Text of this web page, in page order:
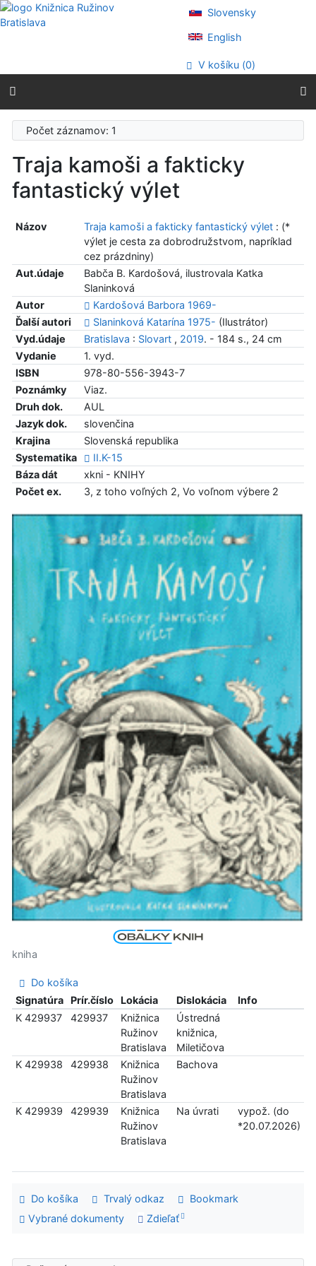
Prejsť na obsah
Prejsť na menu
Prehlásenie o webovej prístupnosti
Slovensky
English
V košíku (0)
Počet záznamov: 1
Traja kamoši a fakticky
fantastický výlet
Názov Traja kamoši a fakticky fantastický výlet: (*
výlet je cesta za dobrodružstvom, napríklad
cez prázdniny)
Aut.údaje
Babča B. Kardošová, ilustrovala Katka
Slaninková
Autor
Kardošová Barbora 1969-
Ďalší autori
Slaninková Katarína 1975- (Ilustrátor)
Vyd.údaje
Bratislava : Slovart, 2019. - 184 s., 24 cm
Vydanie
1. vyd.
ISBN
978-80-556-3943-7
Poznámky
Viaz.
Druh dok.
AUL
Jazyk dok.
slovenčina
Krajina
Slovenská republika
Systematika
II.K-15
Báza dát
xkni - KNIHY
Počet ex.
3, z toho voľných 2, Vo voľnom výbere 2
kniha
Do košíka
Signatúra
Prír.číslo Lokácia Dislokácia
Info
K 429937
429937
Knižnica
Ružinov
Bratislava
Ústredná
knižnica,
Miletičova
K 429938
429938
Knižnica
Ružinov
Bratislava
Bachova
K 429939 429939
Knižnica
Ružinov
Bratislava
Na úvrati
vypož. (do
*20.07.2026)
Do košíka Trvalý odkaz
Bookmark
Vybrané dokumenty
Zdieľať